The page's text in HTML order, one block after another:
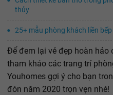
thủy
25+ mẫu phòng khách liền
Để đem lại vẻ đẹp hoàn hảo
tham khảo các trang trí
Youhomes gợi ý cho bạn
đón năm 2020 trọn vẹn nhé!